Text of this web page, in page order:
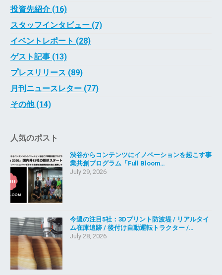
投資先紹介 (16)
スタッフインタビュー (7)
イベントレポート (28)
ゲスト記事 (13)
プレスリリース (89)
月刊ニュースレター (77)
その他 (14)
人気のポスト
渋谷からコンテンツにイノベーションを起こす事
業共創プログラム「Full Bloom…
July 29, 2026
今週の注目5社：3Dプリント防波堤 / リアルタイ
ム在庫追跡 / 後付け自動運転トラクター /…
July 28, 2026